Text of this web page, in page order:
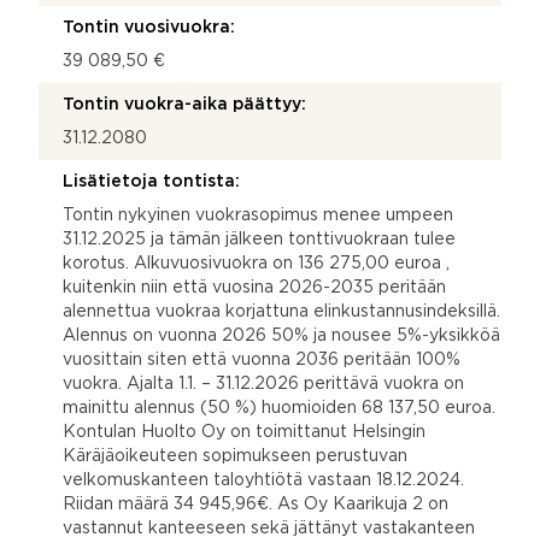
Tontin vuosivuokra:
39 089,50 €
Tontin vuokra-aika päättyy:
31.12.2080
Lisätietoja tontista:
Tontin nykyinen vuokrasopimus menee umpeen
31.12.2025 ja tämän jälkeen tonttivuokraan tulee
korotus. Alkuvuosivuokra on 136 275,00 euroa ,
kuitenkin niin että vuosina 2026-2035 peritään
alennettua vuokraa korjattuna elinkustannusindeksillä.
Alennus on vuonna 2026 50% ja nousee 5%-yksikköä
vuosittain siten että vuonna 2036 peritään 100%
vuokra. Ajalta 1.1. – 31.12.2026 perittävä vuokra on
mainittu alennus (50 %) huomioiden 68 137,50 euroa.
Kontulan Huolto Oy on toimittanut Helsingin
Käräjäoikeuteen sopimukseen perustuvan
velkomuskanteen taloyhtiötä vastaan 18.12.2024.
Riidan määrä 34 945,96€. As Oy Kaarikuja 2 on
vastannut kanteeseen sekä jättänyt vastakanteen